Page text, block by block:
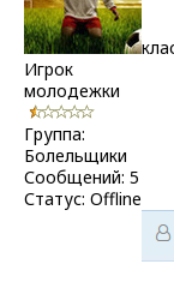
Игрок
молодежки
Группа:
Болельщики
Сообщений: 5
Статус: Offline